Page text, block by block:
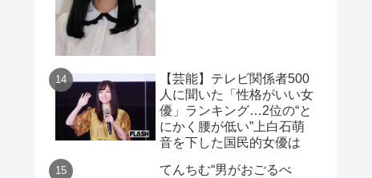
【芸能】テレビ関係者500
人に聞いた「性格がいい女
優」ランキング…2位の“と
にかく腰が低い”上白石萌
音を下した国民的女優は
てんちむ“男がおごるべ